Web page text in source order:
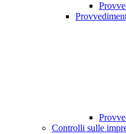
Controlli sulle